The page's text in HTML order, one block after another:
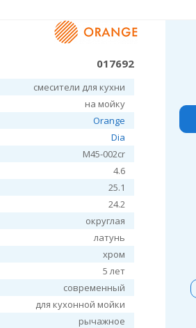
017692
смесители для кухни
на мойку
Orange
Dia
M45-002cr
4.6
25.1
24.2
округлая
латунь
хром
5 лет
современный
для кухонной мойки
рычажное